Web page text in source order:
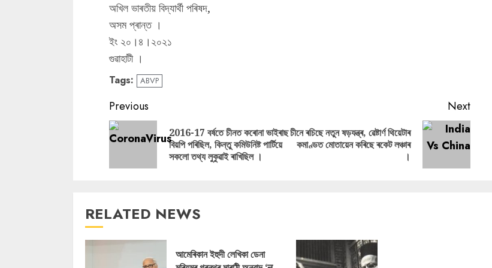
অখিল ভাৰতীয় বিদ্যাৰ্থী পৰিষদ,
অসম প্ৰান্ত ।
ইং ২০।৪।২০২১
গুৱাহাটী ।
Tags: ABVP
Continue
Reading
Previous
Previous
2016-17 বৰ্ষতে চীনত কৰোনা ভাইৰাছ
বিয়পি পৰিছিল, কিন্তু কমিউনিষ্ট পাৰ্টিয়ে
সকলো তথ্য লুকুৱাই ৰাখিছিল ।
Next
Next
চীনে ৰচিছে নতুন ষড়যন্ত্ৰ, ৱেষ্টাৰ্ণ থিয়েটাৰ
কমাণ্ডত মোতায়েন কৰিছে ৰকেট লঞ্চাৰ
।
RELATED NEWS
আমেৰিকান ইহুদী লেখিকা ডেনা